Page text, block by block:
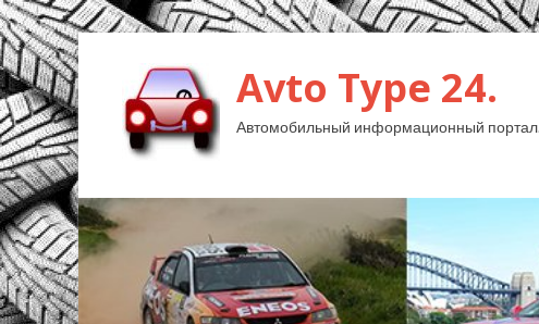
Avto Type 24.
Автомобильный информационный